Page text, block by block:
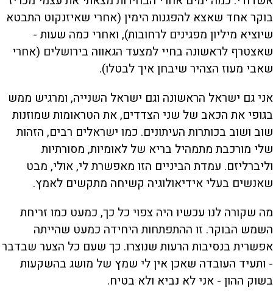
בוקר אחד שאצא להפגנות הימין (אחרי שאיזנקוט התבטא
שיוציא מיליון מפגינים לרחובות), ואחרי כמה שעות -
שאצטרף לראשונה בחיי למצעד הגאווה בירושלים (אחרי
שאבי מעוז הצהיר שיבחן איך לבטלו).
אני גם ישראל הראשונה וגם ישראל השנייה, ומרגיש ממש
בגופי את הכאב של שני הצדדים, את הטראומות שמוזנות
שוב ושוב בכותרות העיתונים. כמו ישראלים רבים, הזהות
שלי מורכבת מתמהיל בריא של לאומיות, מסורתיות
וליברליזם. עמדת הביניים הזו מאפשרת לי, אולי, מבט
שאנשים בעלי אידיאולוגיה קשיחה מתקשים לאמץ.
מה שקורה לנו עכשיו היה צפוי כל כך, כמעט כמו זריחת
השמש הבוקר. זו ההתפתחות היחידה כמעט שהייתה
אפשרית בנסיבות הרעות שנוצרו. כך שעם כל הצער שבדבר
- ותעיד העובדה שאכן אין לי שמץ של מושג בהשקעות
בשוק ההון - אני לא נביא ולא בטיח.